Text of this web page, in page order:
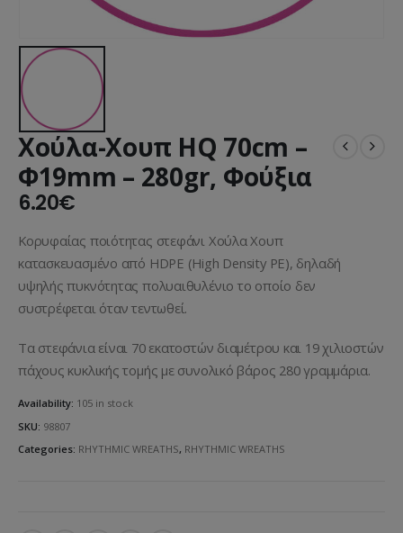
Χούλα-Χουπ HQ 70cm –
Φ19mm – 280gr, Φούξια
6.20€
Κορυφαίας ποιότητας στεφάνι Χούλα Χουπ
κατασκευασμένο από HDPE (High Density PE), δηλαδή
υψηλής πυκνότητας πολυαιθυλένιο το οποίο δεν
συστρέφεται όταν τεντωθεί.
Τα στεφάνια είναι 70 εκατοστών διαμέτρου και 19 χιλιοστών
πάχους κυκλικής τομής με συνολικό βάρος 280 γραμμάρια.
Availability: 105 in stock
SKU: 98807
Categories: RHYTHMIC WREATHS, RHYTHMIC WREATHS